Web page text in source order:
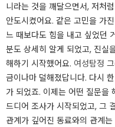
니라는 것을 깨달으면서, 저처
안도시켰어요. 같은 고민을 가
느 때보다도 힘을 내고 싶었던
분도 상세히 알게 되었고, 진실
해하기 시작했어요. 여성탐정
금이나마 덜해졌답니다. 다시
가 되었죠. 이제는 어떤 질문을
드디어 조사가 시작되었고, 그
관계가 깊어진 동료와의 관계